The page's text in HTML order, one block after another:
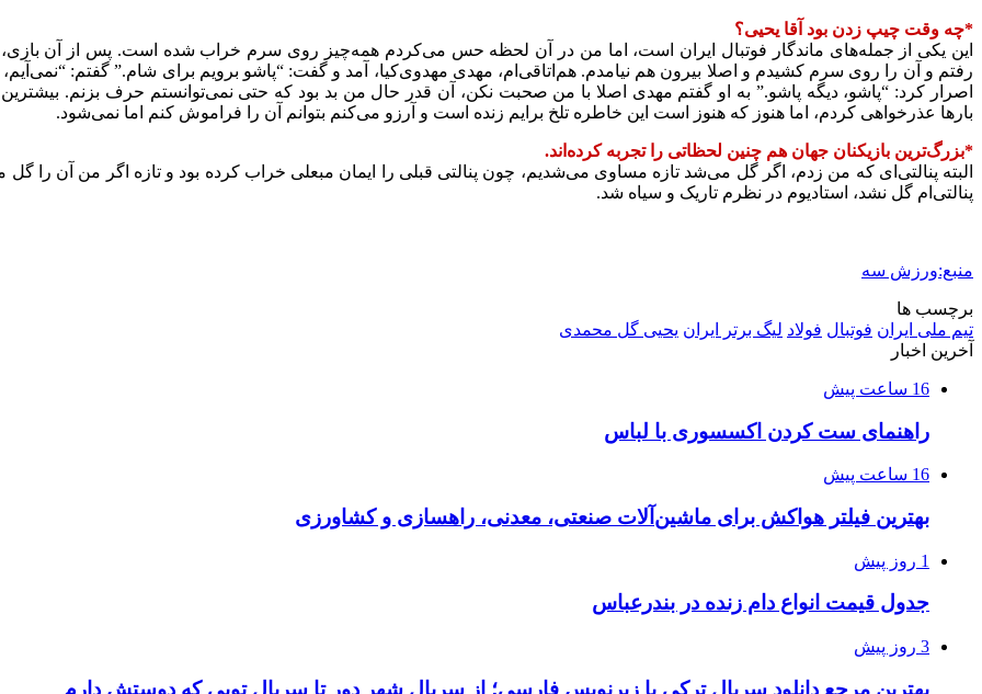
*چه وقت چیپ زدن بود آقا یحیی؟
این یکی از جمله‌های ماندگار فوتبال ایران است، اما من در آن لحظه حس می‌کردم همه‌چیز روی سرم خراب شده است. پس از آن بازی،
رفتم و آن را روی سرم کشیدم و اصلا بیرون هم نیامدم. هم‌اتاقی‌ام، مهدی مهدوی‌کیا، آمد و گفت: “پاشو برویم برای شام.” گفتم:
اصرار کرد: “پاشو، دیگه پاشو.” به او گفتم مهدی اصلا با من صحبت نکن، آن قدر حال من بد بود که حتی نمی‌توانستم حرف بزنم.
بارها عذرخواهی کردم، اما هنوز که هنوز است این خاطره تلخ برایم زنده است و آرزو می‌کنم بتوانم آن را فراموش کنم اما نمی‌شود.
*بزرگ‌ترین بازیکنان جهان هم چنین لحظاتی را تجربه کرده‌اند.
البته پنالتی‌ای که من زدم، اگر گل می‌شد تازه مساوی می‌شدیم، چون پنالتی قبلی را ایمان مبعلی خراب کرده بود و تازه اگر من آن
پنالتی‌ام گل نشد، استادیوم در نظرم تاریک و سیاه شد.
منبع:ورزش سه
برچسب ها
تیم ملی ایران فوتبال فولاد لیگ برتر ایران یحیی گل محمدی
آخرین اخبار
16 ساعت پیش
راهنمای ست کردن اکسسوری با لباس
16 ساعت پیش
بهترین فیلتر هواکش برای ماشین‌آلات صنعتی، معدنی، راهسازی و کشاورزی
1 روز پیش
جدول قیمت انواع دام زنده در بندرعباس
3 روز پیش
بهترین مرجع دانلود سریال ترکی با زیرنویس فارسی؛ از سریال شهر دور تا سریال تویی که دوستش دارم